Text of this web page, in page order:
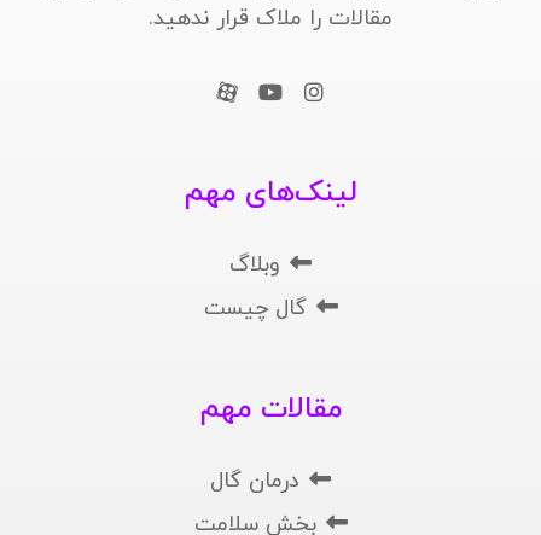
مقالات را ملاک قرار ندهید.
لینک‌های مهم
وبلاگ
گال چیست
مقالات مهم
درمان گال
بخش سلامت